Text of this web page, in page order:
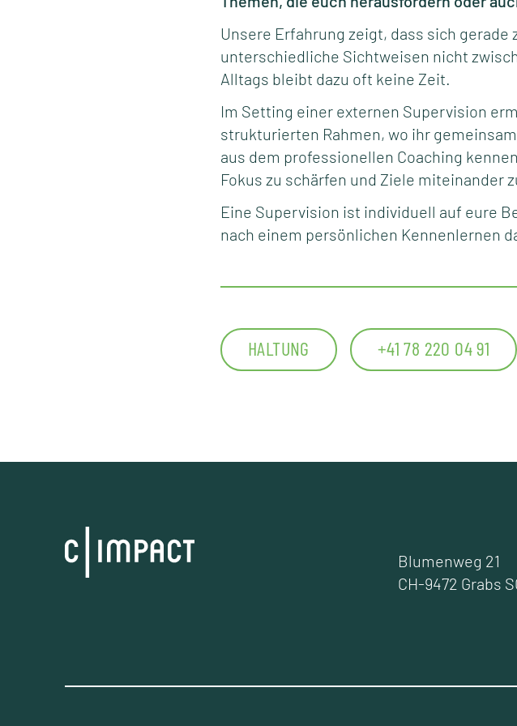
Unsere Erfahrung zeigt, dass sich
unterschiedliche Sichtweisen nicht
Alltags bleibt dazu oft keine Zeit.
Im Setting einer externen Supervision
strukturierten Rahmen, wo ihr
aus dem professionellen Coaching
Fokus zu schärfen und Ziele miteinander
Eine Supervision ist individuell auf eure
nach einem persönlichen Kennenlernen
HALTUNG +41 78 220 04 91
Blumenweg 21
CH-9472 Grabs